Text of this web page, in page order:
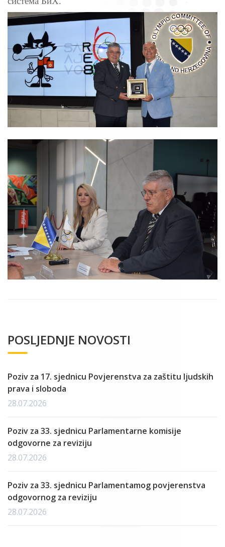
POSLJEDNJE NOVOSTI
Poziv za 17. sjednicu Povjerenstva za zaštitu ljudskih
prava i sloboda
28.07.2026
Poziv za 33. sjednicu Parlamentarne komisije
odgovorne za reviziju
28.07.2026
Poziv za 33. sjednicu Parlamentamog povjerenstva
odgovornog za reviziju
28.07.2026